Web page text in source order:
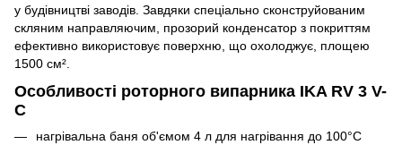
у будівництві заводів. Завдяки спеціально сконструйованим
скляним направляючим, прозорий конденсатор з покриттям
ефективно використовує поверхню, що охолоджує, площею
1500 см².
Особливості роторного випарника IKA RV 3 V-
C
нагрівальна баня об'ємом 4 л для нагрівання до 100°C